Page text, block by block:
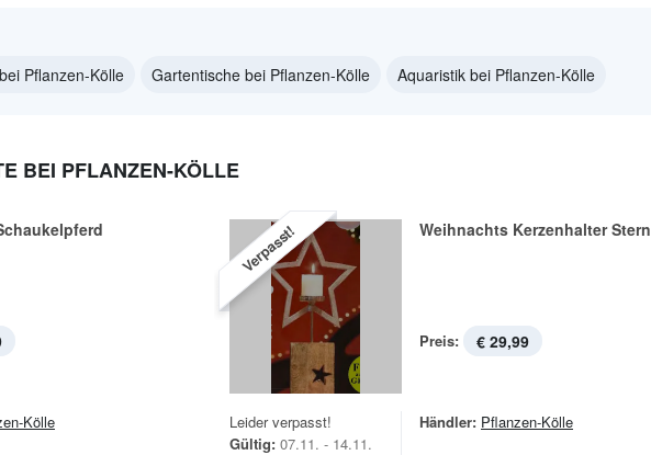
Pflanzen-Kölle Gartentische bei Pflanzen-Kölle Aquaristik bei Pflanzen-Kölle
BEI PFLANZEN-KÖLLE
Kölle
Verpasst! Weihnachts Kerzenhalter Stern
Preis: € 29,99
Leider verpasst!
Gültig: 07.11. - 14.11.
Händler: Pflanzen-Kölle